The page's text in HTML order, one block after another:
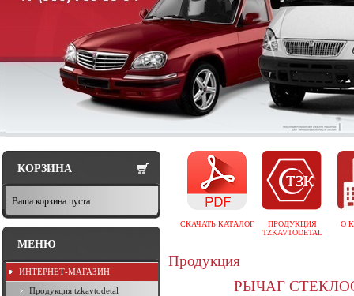
СКАЧАТЬ КАТАЛОГ
ПРОДУКЦИЯ
TZKAVTODETAL
О
Продукция
РЫЧАГ
КОРЗИНА
Ваша корзина пуста
МЕНЮ
ИНТЕРНЕТ-МАГАЗИН
Продукция tzkavtodetal